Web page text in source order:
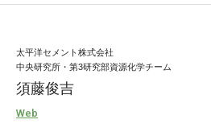
太平洋セメント株式会社
中央研究所・第3研究部資源化学チーム
須藤俊吉
Web